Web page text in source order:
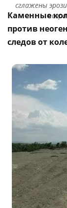
сглажены
Каменные
против
следов от